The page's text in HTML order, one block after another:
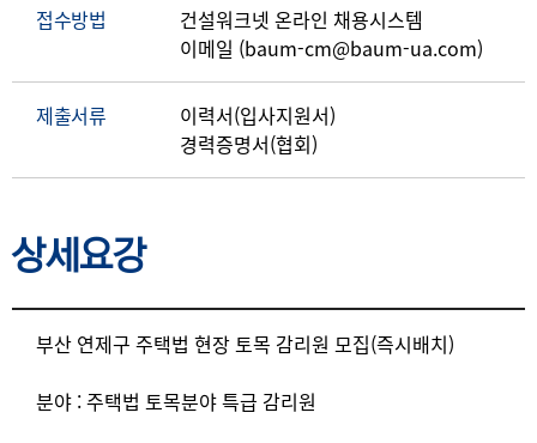
접수방법
건설워크넷 온라인 채용시스템
이메일 (baum-cm@baum-ua.com)
제출서류
이력서(입사지원서)
경력증명서(협회)
상세요강
상세요강
부산 연제구 주택법 현장 토목 감리원 모집(즉시배치)
분야 : 주택법 토목분야 특급 감리원